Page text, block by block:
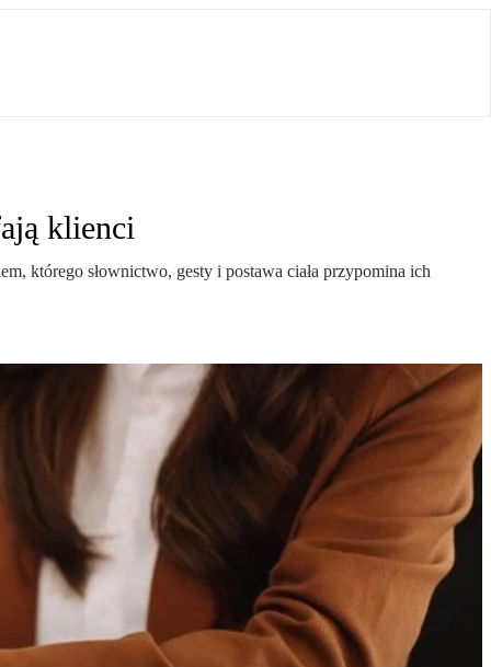
klienci
którego słownictwo, gesty i postawa ciała przypomina ich